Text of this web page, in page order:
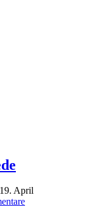
19. April